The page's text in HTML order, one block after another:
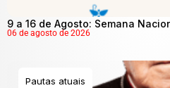
9 a 16 de Agosto: Semana
06 de agosto de 2026
Pautas atuais